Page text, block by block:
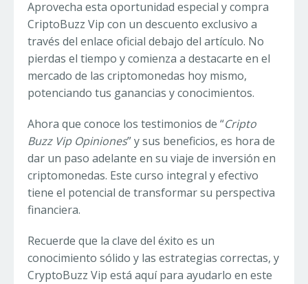
Aprovecha esta oportunidad especial y compra
CriptoBuzz Vip con un descuento exclusivo a
través del enlace oficial debajo del artículo. No
pierdas el tiempo y comienza a destacarte en el
mercado de las criptomonedas hoy mismo,
potenciando tus ganancias y conocimientos.
Ahora que conoce los testimonios de “Cripto
Buzz Vip Opiniones” y sus beneficios, es hora de
dar un paso adelante en su viaje de inversión en
criptomonedas. Este curso integral y efectivo
tiene el potencial de transformar su perspectiva
financiera.
Recuerde que la clave del éxito es un
conocimiento sólido y las estrategias correctas, y
CryptoBuzz Vip está aquí para ayudarlo en este